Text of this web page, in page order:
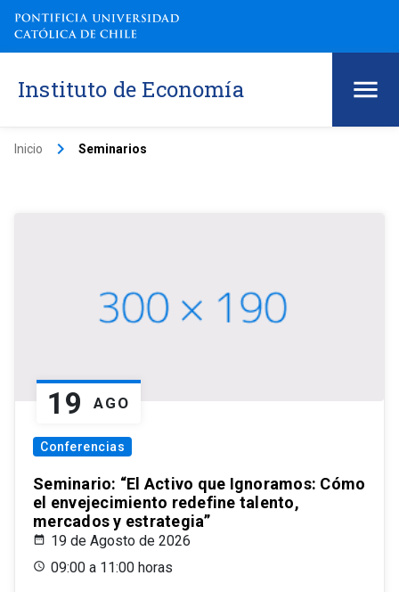
Instituto de Economía
Inicio keyboard_arrow_right Seminarios
19 AGO
Conferencias
Seminario: “El Activo que Ignoramos: Cómo
el envejecimiento redefine talento,
mercados y estrategia”
19 de Agosto de 2026
09:00 a 11:00 horas